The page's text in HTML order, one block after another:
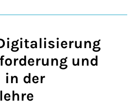
und
in der